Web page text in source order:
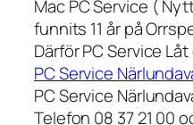
Mac PC Service (
funnits 11 år på
Därför PC Service
PC Service
PC Service
Telefon 08 37 21 00